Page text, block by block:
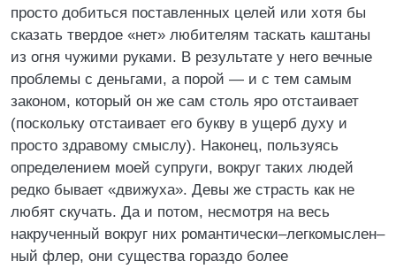
просто добиться поставленных целей или хотя бы
сказать твердое «нет» любителям таскать каштаны
из огня чужими руками. В результате у него вечные
проблемы с деньгами, а порой — и с тем самым
законом, который он же сам столь яро отстаивает
(поскольку отстаивает его букву в ущерб духу и
просто здравому смыслу). Наконец, пользуясь
определением моей супруги, вокруг таких людей
редко бывает «движуха». Девы же страсть как не
любят скучать. Да и потом, несмотря на весь
накрученный вокруг них романтически–легкомыслен–
ный флер, они существа гораздо более